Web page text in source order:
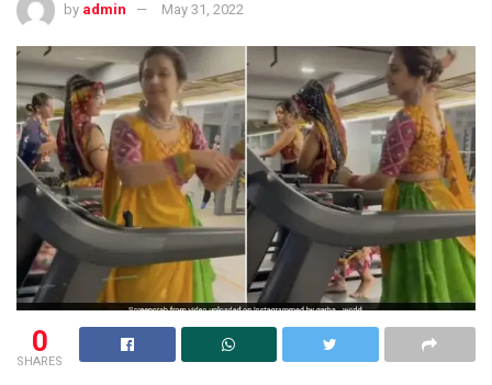
by admin May 31, 2022
0
SHARES